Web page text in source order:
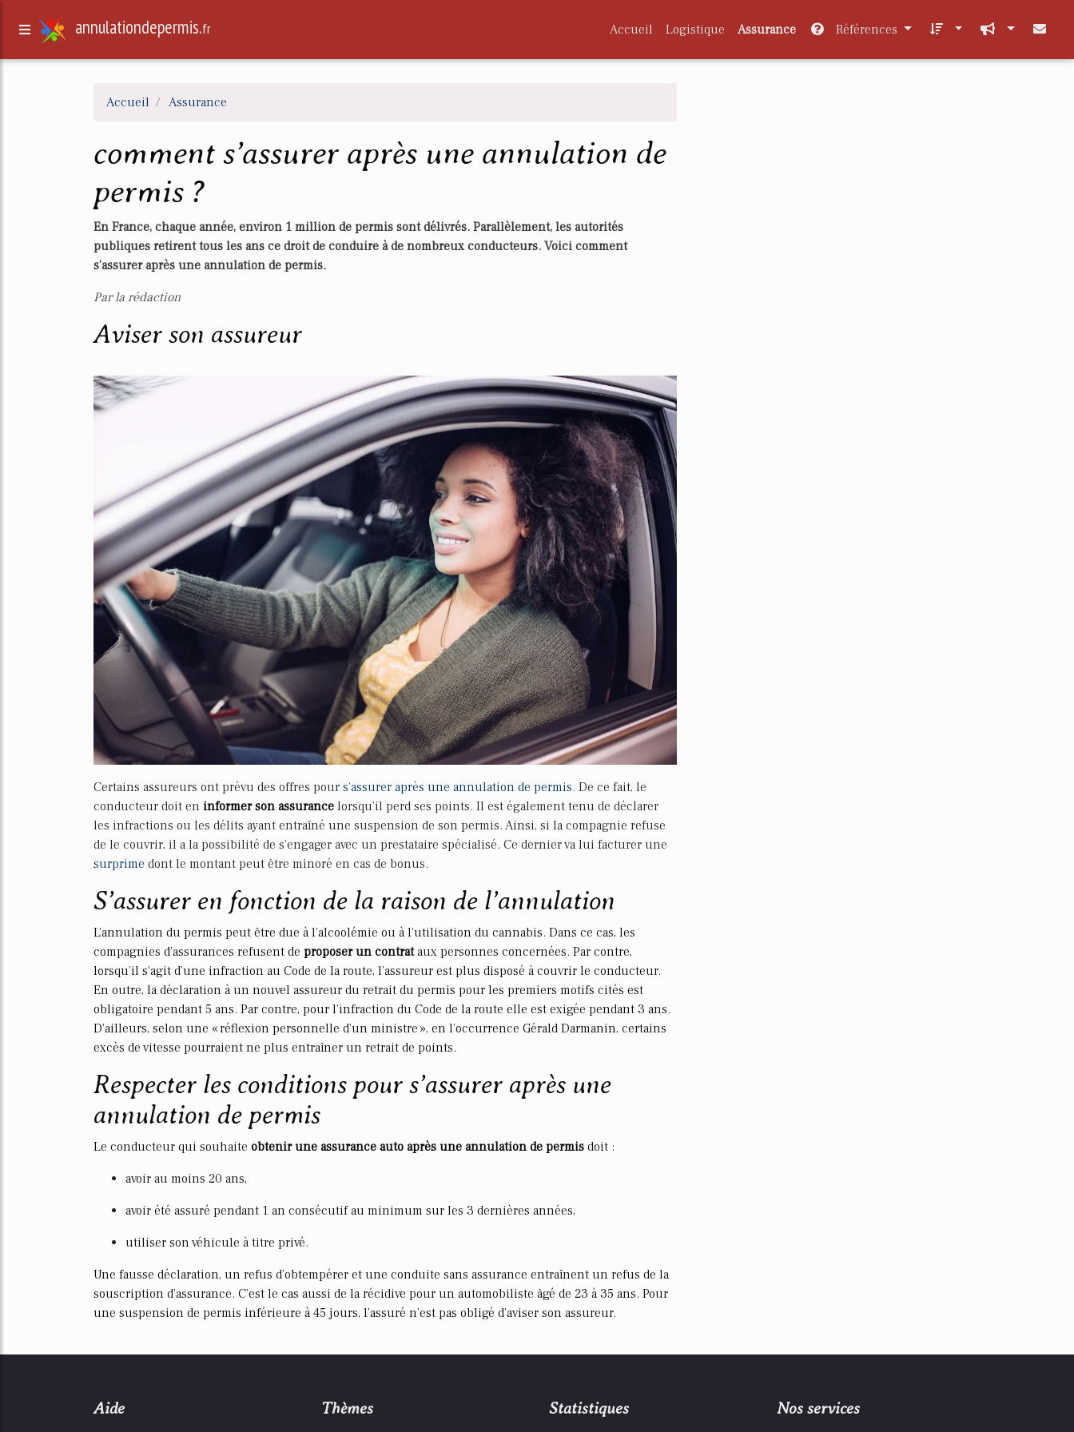
annulationdepermis.fr Accueil Logistique Assurance Références
Accueil Assurance
comment s’assurer après une annulation de
permis ?
En France, chaque année, environ 1 million de permis sont délivrés. Parallèlement, les autorités
publiques retirent tous les ans ce droit de conduire à de nombreux conducteurs. Voici comment
s’assurer après une annulation de permis.
Par la rédaction
Aviser son assureur
Certains assureurs ont prévu des offres pour s’assurer après une annulation de permis. De ce fait, le
conducteur doit en informer son assurance lorsqu’il perd ses points. Il est également tenu de déclarer
les infractions ou les délits ayant entraîné une suspension de son permis. Ainsi, si la compagnie refuse
de le couvrir, il a la possibilité de s’engager avec un prestataire spécialisé. Ce dernier va lui facturer une
surprime dont le montant peut être minoré en cas de bonus.
S’assurer en fonction de la raison de l’annulation
L’annulation du permis peut être due à l’alcoolémie ou à l’utilisation du cannabis. Dans ce cas, les
compagnies d’assurances refusent de proposer un contrataux personnes concernées. Par contre,
lorsqu’il s’agit d’une infraction au Code de la route, l’assureur est plus disposé à couvrir le conducteur.
En outre, la déclaration à un nouvel assureur du retrait du permis pour les premiers motifs cités est
obligatoire pendant 5 ans. Par contre, pour l’infraction du Code de la route elle est exigée pendant 3 ans.
D’ailleurs, selon une « réflexion personnelle d’un ministre », en l’occurrence Gérald Darmanin, certains
excès de vitesse pourraient ne plus entraîner un retrait de points.
Respecter les conditions pour s’assurer après une
annulation de permis
Le conducteur qui souhaite obtenir une assurance auto après une annulation de permis doit :
avoir au moins 20 ans,
avoir été assuré pendant 1 an consécutif au minimum sur les 3 dernières années,
utiliser son véhicule à titre privé.
Une fausse déclaration, un refus d’obtempérer et une conduite sans assurance entraînent un refus de la
souscription d’assurance. C’est le cas aussi de la récidive pour un automobiliste âgé de 23 à 35 ans. Pour
une suspension de permis inférieure à 45 jours, l’assuré n’est pas obligé d’aviser son assureur.
Aide Thèmes Statistiques Nos services